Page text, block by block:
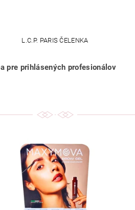
L.C.P. PARIS ČELENKA
pre prihlásených profesionálov